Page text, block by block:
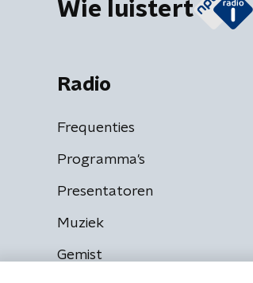
Wie luistert
Radio
Frequenties
Programma's
Presentatoren
Muziek
Gemist